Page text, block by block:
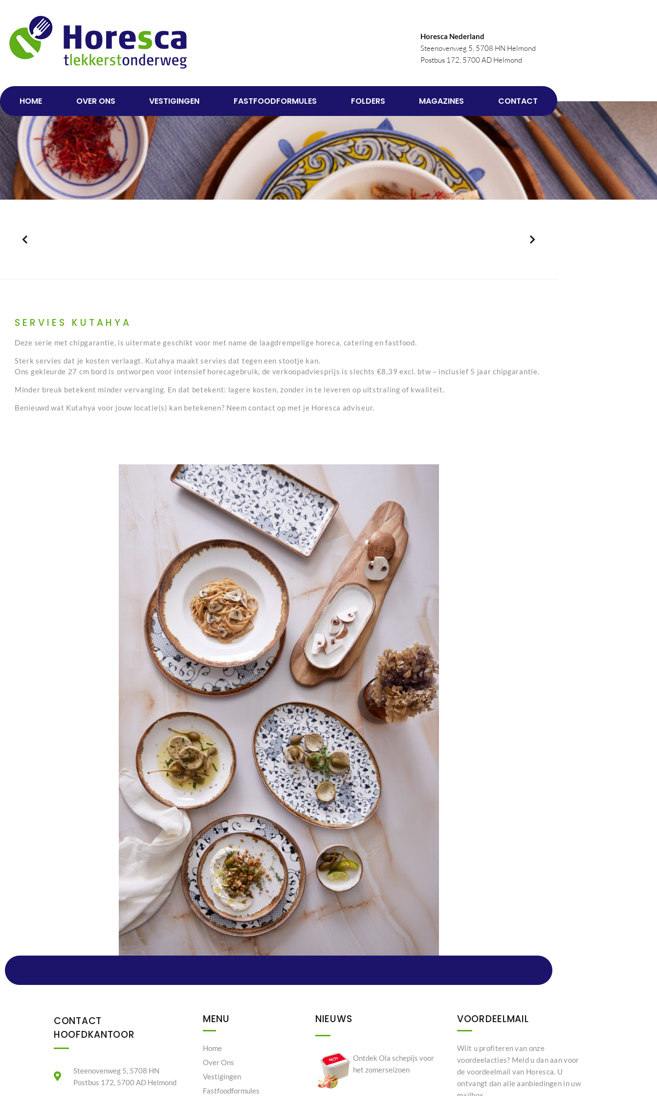
Horesca Nederland
Steenovenweg 5, 5708 HN Helmond
Postbus 172, 5700 AD Helmond
HOME OVER ONS VESTIGINGEN FASTFOODFORMULES FOLDERS MAGAZINES CONTACT
SERVIES KUTAHYA
Deze serie met chipgarantie, is uitermate geschikt voor met name de laagdrempelige horeca, catering en fastfood.
Sterk servies dat je kosten verlaagt. Kutahya maakt servies dat tegen een stootje kan.
Ons gekleurde 27 cm bord is ontworpen voor intensief horecagebruik, de verkoopadviesprijs is slechts €8,39 excl. btw – inclusief 5 jaar chipgarantie.
Minder breuk betekent minder vervanging. En dat betekent: lagere kosten, zonder in te leveren op uitstraling of kwaliteit.
Benieuwd wat Kutahya voor jouw locatie(s) kan betekenen? Neem contact op met je Horesca adviseur.
CONTACT
HOOFDKANTOOR
Steenovenweg 5, 5708 HN
Postbus 172, 5700 AD Helmond
MENU
Home
Over Ons
Vestigingen
Fastfoodformules
NIEUWS
Ontdek Ola schepijs voor
het zomerseizoen
VOORDEELMAIL
Wilt u profiteren van onze
voordeelacties? Meld u dan aan voor
de voordeelmail van Horesca. U
ontvangt dan alle aanbiedingen in uw